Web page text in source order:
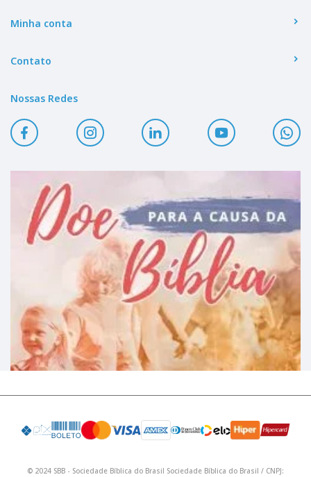
Minha conta
Contato
Nossas Redes
© 2024 SBB - Sociedade Bíblica do Brasil Sociedade Bíblica do Brasil / CNPJ: